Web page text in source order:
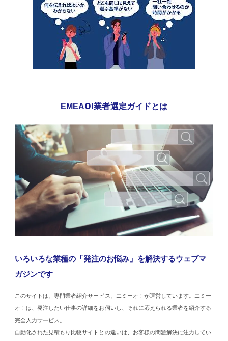
EMEAO!業者選定ガイドとは
いろいろな業種の「発注のお悩み」を解決するウェブマ
ガジンです
このサイトは、専門業者紹介サービス、エミーオ！が運営しています。エミー
オ！は、発注したい仕事の詳細をお伺いし、それに応えられる業者を紹介する
完全人力サービス。
自動化された見積もり比較サイトとの違いは、お客様の問題解決に注力してい